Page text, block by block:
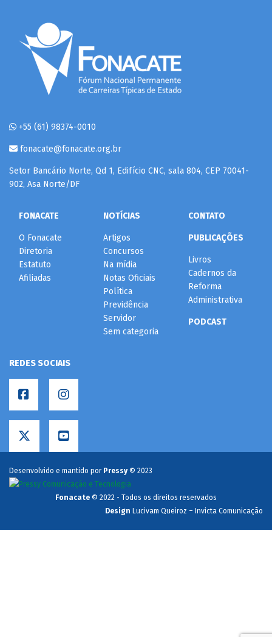
+55 (61) 98374-0010
fonacate@fonacate.org.br
Setor Bancário Norte, Qd 1, Edifício CNC, sala 804, CEP 70041-
902, Asa Norte/DF
FONACATE
O Fonacate
Diretoria
Estatuto
Afiliadas
NOTÍCIAS
Artigos
Concursos
Na mídia
Notas Oficiais
Política
Previdência
Servidor
Sem categoria
CONTATO
PUBLICAÇÕES
Livros
Cadernos da
Reforma
Administrativa
PODCAST
REDES SOCIAIS
Desenvolvido e mantido por Pressy© 2023
Fonacate © 2022 - Todos os direitos reservados
Design Lucivam Queiroz – Invicta Comunicação